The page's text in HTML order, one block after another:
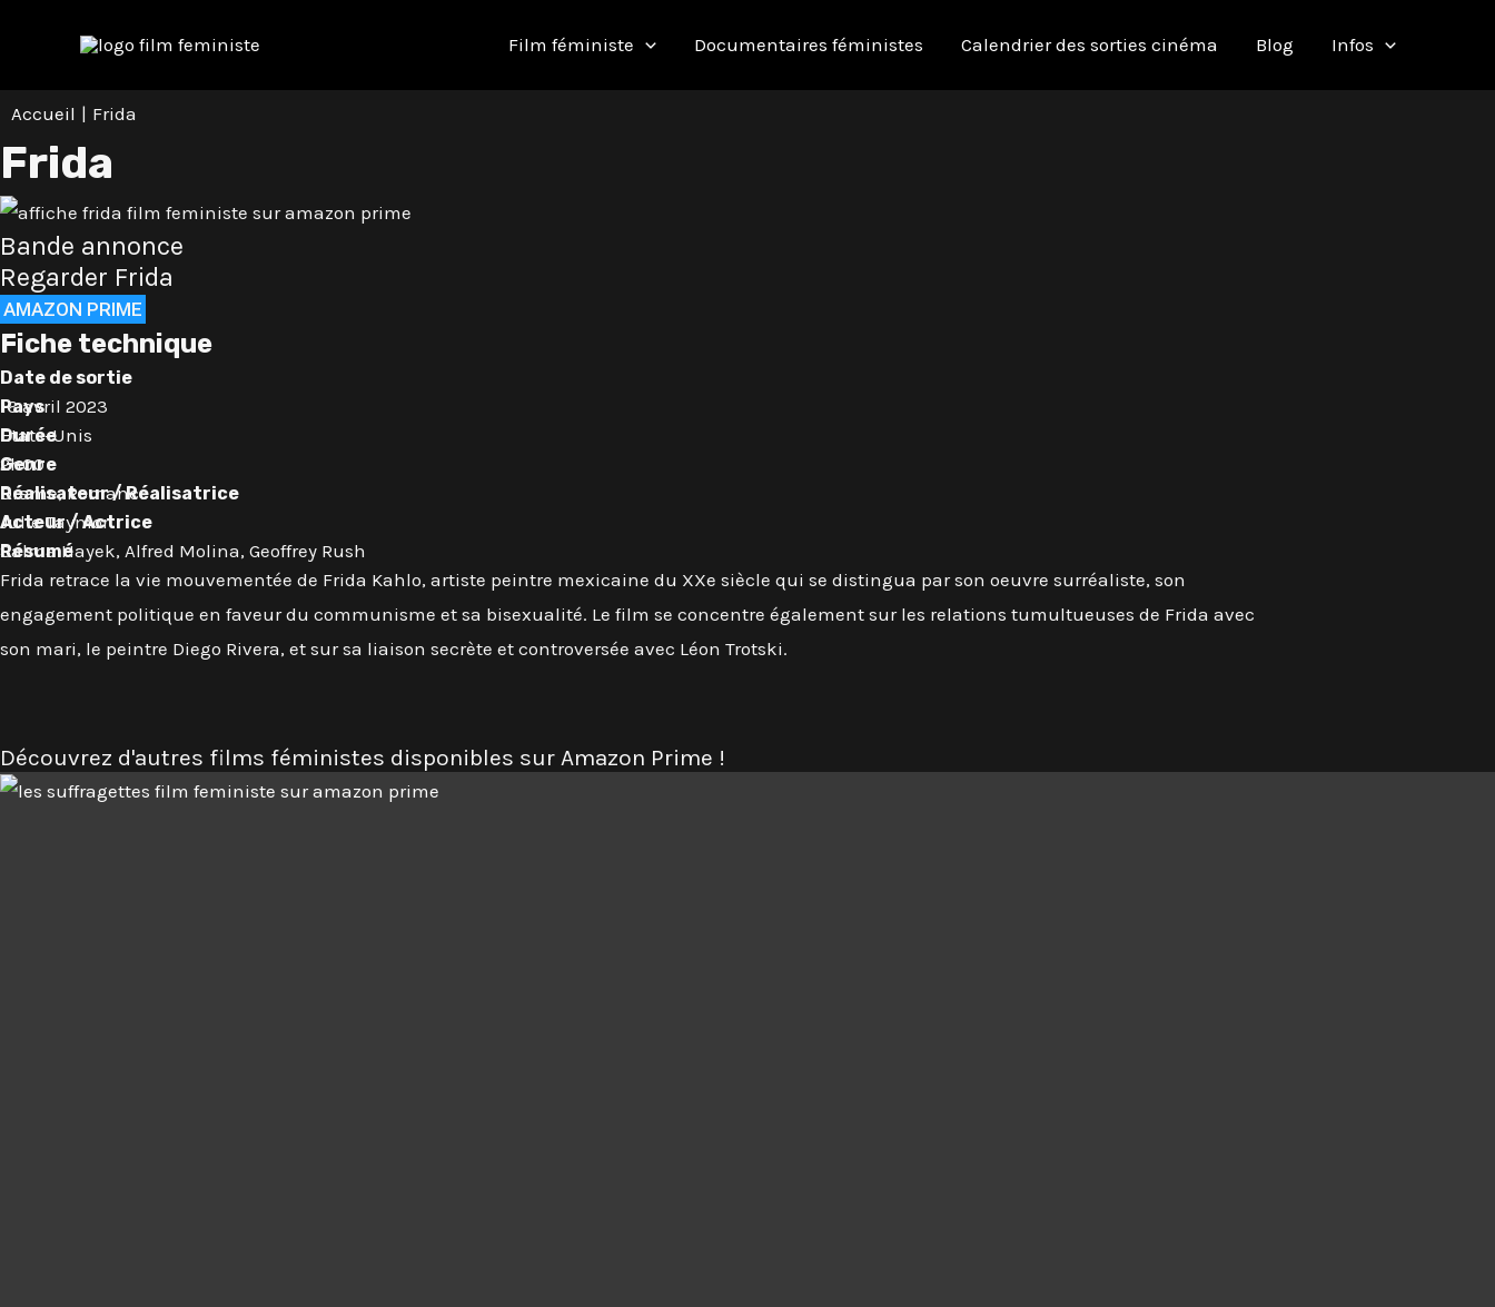
contenu
Film féministe Documentaires féministes Calendrier des sorties cinéma Blog Infos
Accueil Frida
Frida
Bande annonce
Regarder Frida
AMAZON PRIME
Fiche technique
Date de sortie
16 avril 2023
Pays
Etats-Unis
Durée
2h00
Genre
Drame,Romance
Réalisateur / Réalisatrice
Julie Taymor
Acteur / Actrice
Salma Hayek, Alfred Molina, Geoffrey Rush
Résumé
Frida retrace la vie mouvementée de Frida Kahlo, artiste peintre mexicaine du XXe siècle qui se distingua par son oeuvre surréaliste, son
engagement politique en faveur du communisme et sa bisexualité. Le film se concentre également sur les relations tumultueuses de Frida avec
son mari, le peintre Diego Rivera, et sur sa liaison secrète et controversée avec Léon Trotski.
Découvrez d'autres films féministes disponibles sur Amazon Prime !
articles